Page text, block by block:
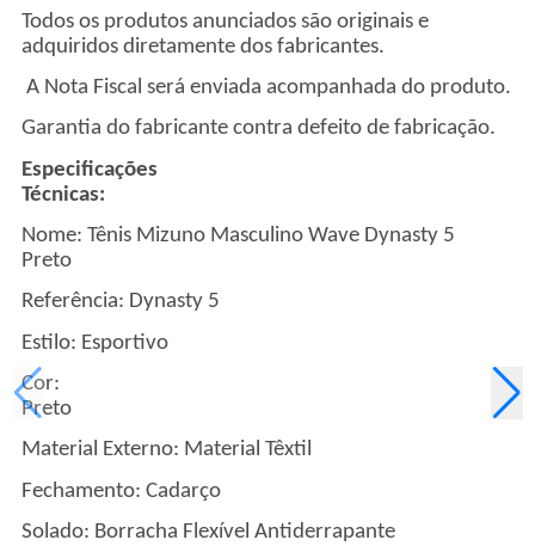
Todos os produtos anunciados são originais e
adquiridos diretamente dos fabricantes.
A Nota Fiscal será enviada acompanhada do produto.
Garantia do fabricante contra defeito de fabricação.
Especificações
Nome: Tênis Mizuno Masculino Wave Dynasty 5
Preto
Referência: Dynasty 5
Estilo: Esportivo
Cor:
Material Externo: Material Têxtil
Fechamento: Cadarço
Solado: Borracha Flexível Antiderrapante